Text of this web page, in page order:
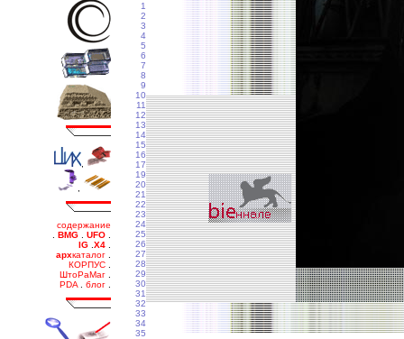
1
2
3
4
5
6
7
8
9
10
11
12
13
14
15
16
17
19
20
21
22
23
24
25
26
27
28
29
30
31
32
33
34
35